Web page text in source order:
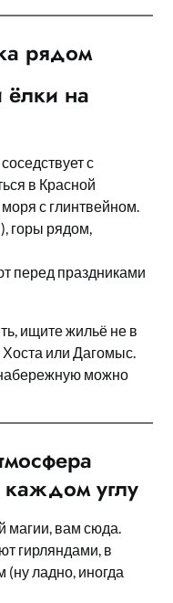
рядом
на
с
в Красной
с глинтвейном.
горы рядом,
перед праздниками
ищите жильё не в
или Дагомыс.
можно
углу
магии, вам сюда.
гирляндами, в
(ну ладно, иногда